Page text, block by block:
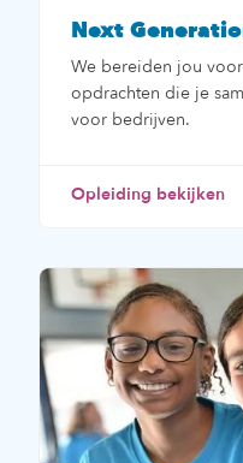
Next
We bereiden jou
opdrachten die je
voor bedrijven.
Opleiding bekijken